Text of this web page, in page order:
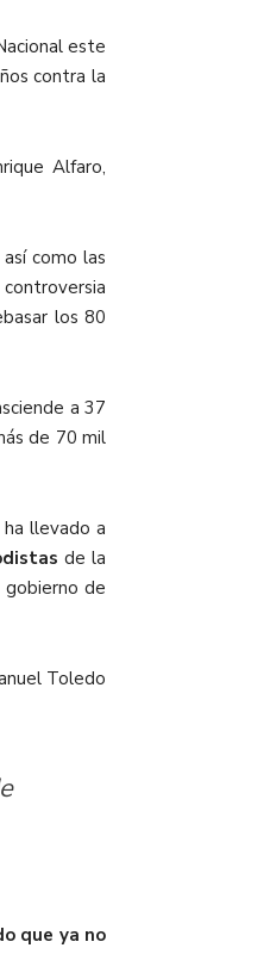
este
contra la
Alfaro,
como las
los 80
a 37
de 70 mil
llevado a
de la
gobierno de
Toledo
que ya no